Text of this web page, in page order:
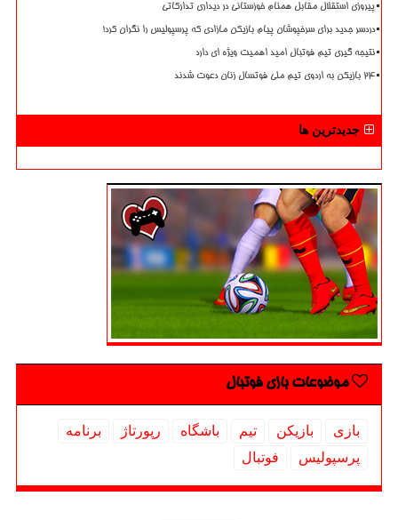
پیروزی استقلال مقابل همنام خوزستانی در دیداری تدارکاتی
دردسر جدید برای سرخپوشان پیام بازیکن مازادی که پرسپولیس را نگران کرد!
نتیجه گیری تیم فوتبال امید اهمیت ویژه ای دارد
۲۴ بازیکن به اردوی تیم ملی فوتسال زنان دعوت شدند
جدیدترین ها
موضوعات بازی فوتبال
بازی بازیكن تیم باشگاه رپورتاژ
برنامه
پرسپولیس
فوتبال